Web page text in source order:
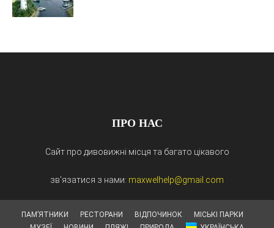
ПРО НАС
Сайт про дивовижні місця та багато цікавого
зв'язатися з нами: maxwelhelp@gmail.com
ПАМ’ЯТНИКИ РЕСТОРАНИ ВІДПОЧИНОК
МІСЬКІ ПАРКИ